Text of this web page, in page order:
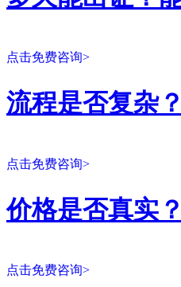
点击免费咨询>
流程是否复杂
点击免费咨询>
价格是否真实
点击免费咨询>